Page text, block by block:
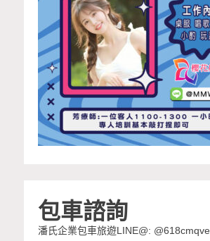
包車諮詢
潘氏企業包車旅遊LINE@: @618cmqve